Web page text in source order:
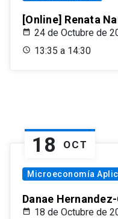
[Online] Renata
24 de Octubre de
13:35 a 14:30
18 OCT
Microeconomía
Danae
18 de Octubre de